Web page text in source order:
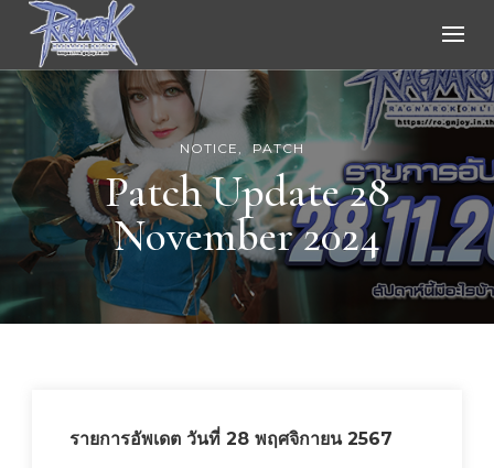
Ragnarok Online
NOTICE PATCH
Patch Update 28
November 2024
รายการอัพเดต วันที่ 28 พฤศจิกายน 2567